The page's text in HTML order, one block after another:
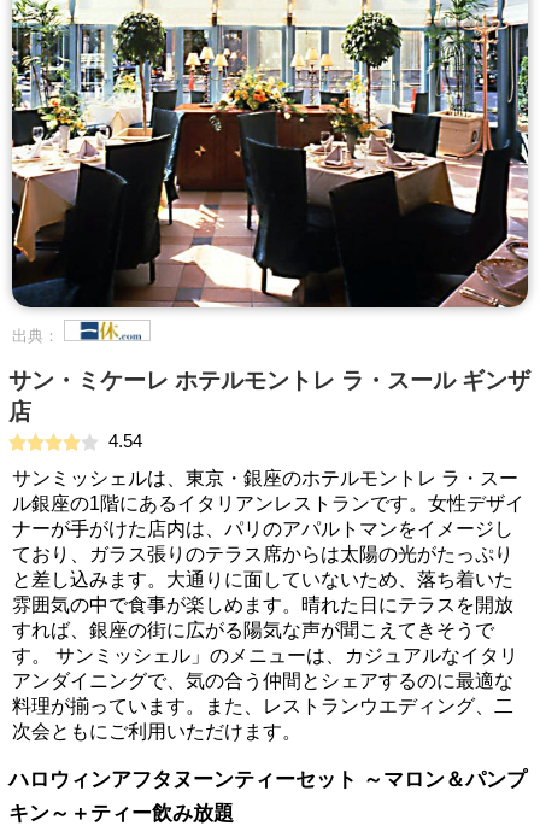
出典：
サン・ミケーレ ホテルモントレ ラ・スール ギンザ
店
4.54
サンミッシェルは、東京・銀座のホテルモントレ ラ・スー
ル銀座の1階にあるイタリアンレストランです。女性デザイ
ナーが手がけた店内は、パリのアパルトマンをイメージし
ており、ガラス張りのテラス席からは太陽の光がたっぷり
と差し込みます。大通りに面していないため、落ち着いた
雰囲気の中で食事が楽しめます。晴れた日にテラスを開放
すれば、銀座の街に広がる陽気な声が聞こえてきそうで
す。 サンミッシェル」のメニューは、カジュアルなイタリ
アンダイニングで、気の合う仲間とシェアするのに最適な
料理が揃っています。また、レストランウエディング、二
次会ともにご利用いただけます。
ハロウィンアフタヌーンティーセット ～マロン＆パンプ
キン～＋ティー飲み放題